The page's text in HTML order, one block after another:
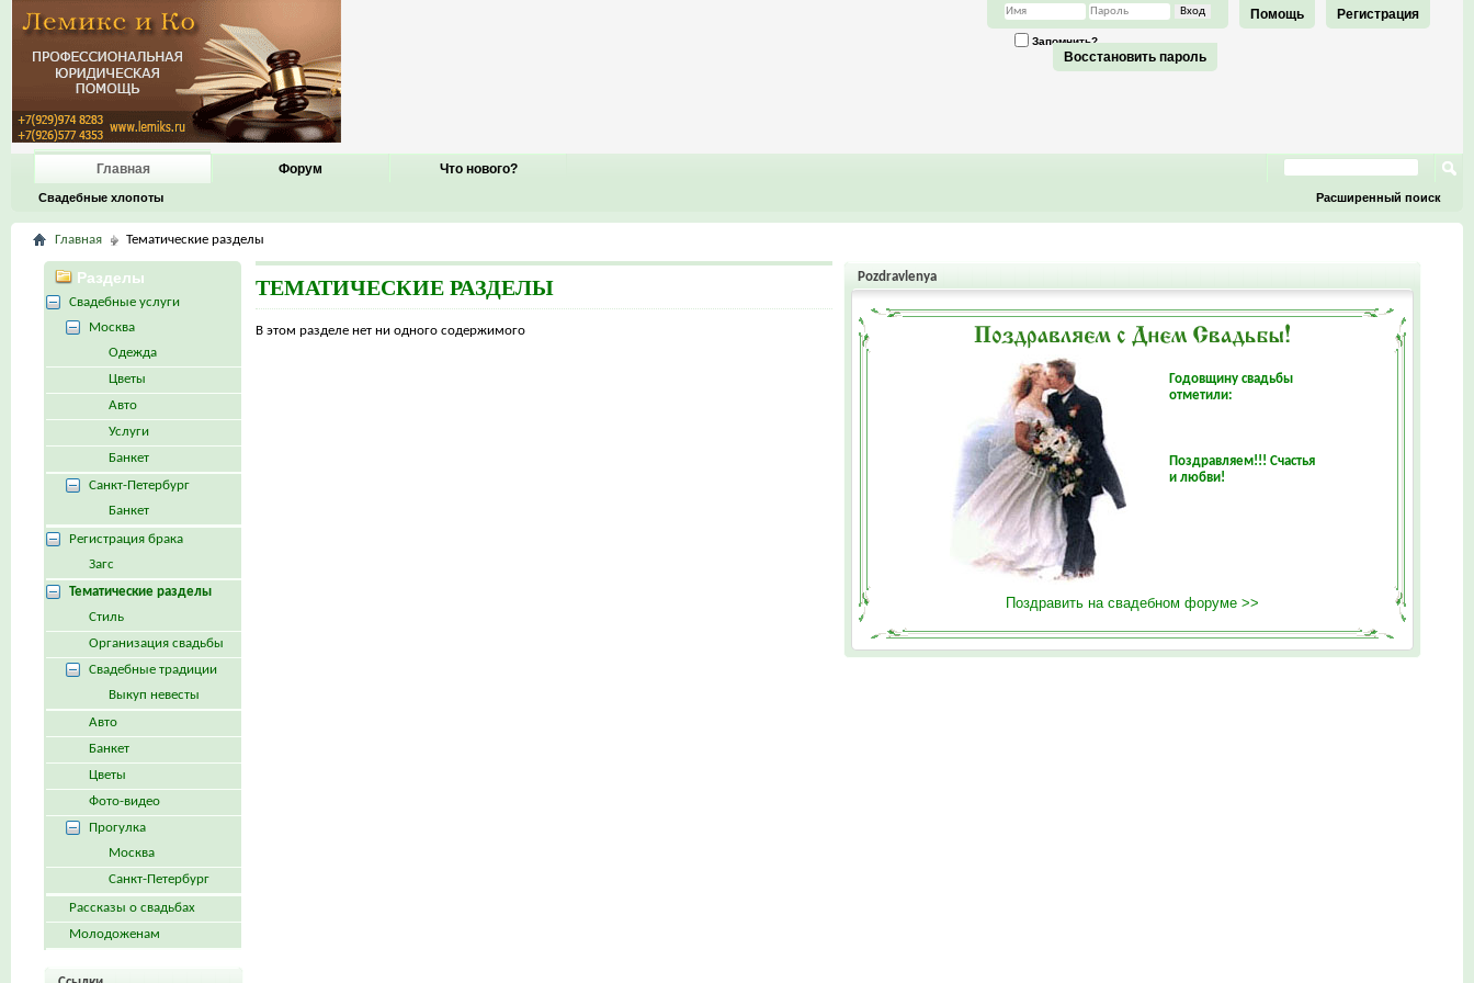
Регистрация
Помощь
Запомнить?
Восстановить пароль
Главная
Свадебные хлопоты
Форум Что нового?
Расширенный поиск
Главная Тематические разделы
ТЕМАТИЧЕСКИЕ РАЗДЕЛЫ
В этом разделе нет ни одного содержимого
Pozdravlenya
Годовщину свадьбы
отметили:
Поздравляем!!! Счастья
и любви!
Поздравить на свадебном форуме >>
Разделы
Свадебные услуги
Москва
Одежда
Цветы
Авто
Услуги
Банкет
Санкт-Петербург
Банкет
Регистрация брака
Загс
Тематические разделы
Стиль
Организация свадьбы
Свадебные традиции
Выкуп невесты
Авто
Банкет
Цветы
Фото-видео
Прогулка
Москва
Санкт-Петербург
Рассказы о свадьбах
Молодоженам